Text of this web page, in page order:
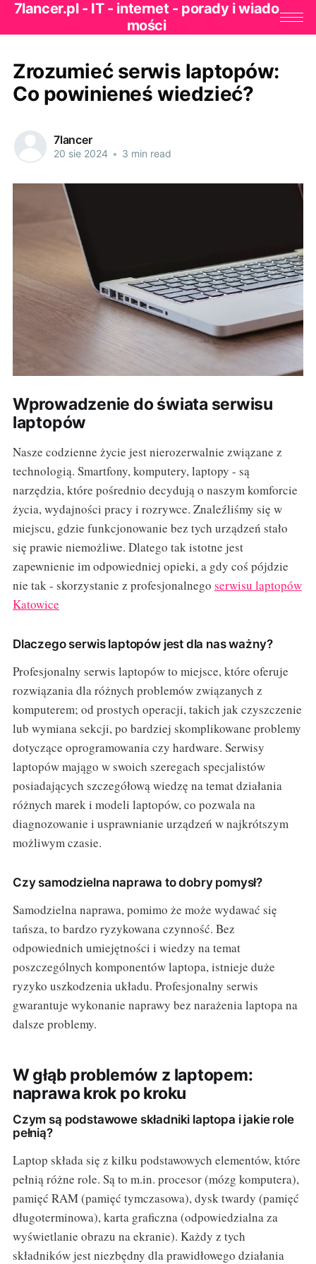
7lancer.pl - IT - internet - porady i wiado
mości
Zrozumieć serwis laptopów:
Co powinieneś wiedzieć?
7lancer
20 sie 2024 • 3 min read
Wprowadzenie do świata serwisu
laptopów
Nasze codzienne życie jest nierozerwalnie związane z
technologią. Smartfony, komputery, laptopy - są
narzędzia, które pośrednio decydują o naszym komforcie
życia, wydajności pracy i rozrywce. Znaleźliśmy się w
miejscu, gdzie funkcjonowanie bez tych urządzeń stało
się prawie niemożliwe. Dlatego tak istotne jest
zapewnienie im odpowiedniej opieki, a gdy coś pójdzie
nie tak - skorzystanie z profesjonalnego serwisu laptopów
Katowice
Dlaczego serwis laptopów jest dla nas ważny?
Profesjonalny serwis laptopów to miejsce, które oferuje
rozwiązania dla różnych problemów związanych z
komputerem; od prostych operacji, takich jak czyszczenie
lub wymiana sekcji, po bardziej skomplikowane problemy
dotyczące oprogramowania czy hardware. Serwisy
laptopów majągo w swoich szeregach specjalistów
posiadających szczegółową wiedzę na temat działania
różnych marek i modeli laptopów, co pozwala na
diagnozowanie i usprawnianie urządzeń w najkrótszym
możliwym czasie.
Czy samodzielna naprawa to dobry pomysł?
Samodzielna naprawa, pomimo że może wydawać się
tańsza, to bardzo ryzykowana czynność. Bez
odpowiednich umiejętności i wiedzy na temat
poszczególnych komponentów laptopa, istnieje duże
ryzyko uszkodzenia układu. Profesjonalny serwis
gwarantuje wykonanie naprawy bez narażenia laptopa na
dalsze problemy.
W głąb problemów z laptopem:
naprawa krok po kroku
Czym są podstawowe składniki laptopa i jakie role
pełnią?
Laptop składa się z kilku podstawowych elementów, które
pełnią różne role. Są to m.in. procesor (mózg komputera),
pamięć RAM (pamięć tymczasowa), dysk twardy (pamięć
długoterminowa), karta graficzna (odpowiedzialna za
wyświetlanie obrazu na ekranie). Każdy z tych
składników jest niezbędny dla prawidłowego działania